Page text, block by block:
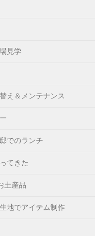
見学
え＆メンテナンス
でのランチ
てきた
土産品
地でアイテム制作